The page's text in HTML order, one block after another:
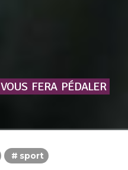
VOUS FERA PÉDALER
sport